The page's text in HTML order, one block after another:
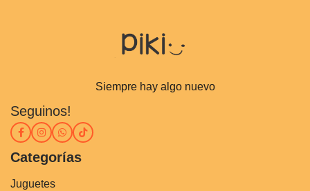
Siempre hay algo nuevo
Seguinos!
Categorías
Juguetes